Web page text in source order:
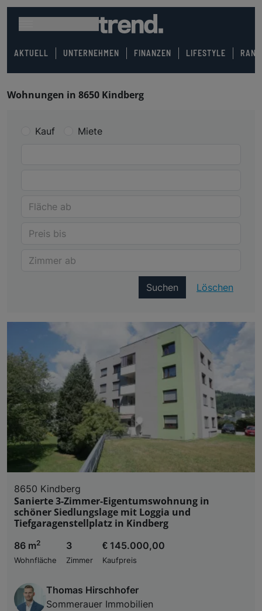
AKTUELL UNTERNEHMEN FINANZEN LIFESTYLE
Wohnungen in 8650 Kindberg
Kauf Miete
Suchen Löschen
8650 Kindberg
Sanierte 3-Zimmer-Eigentumswohnung in
schöner Siedlungslage mit Loggia und
Tiefgaragenstellplatz in Kindberg
86 m2
Wohnfläche
3
Zimmer
€ 145.000,00
Kaufpreis
Thomas Hirschhofer
Sommerauer Immobilien